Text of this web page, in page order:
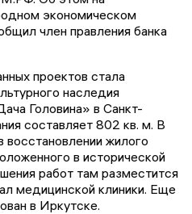
экономическом
член правления банка
проектов стала
наследия
Головина» в Санкт-
составляет 802 кв. м. В
восстановлении жилого
в исторической
работ там разместится
медицинской клиники. Еще
в Иркутске.